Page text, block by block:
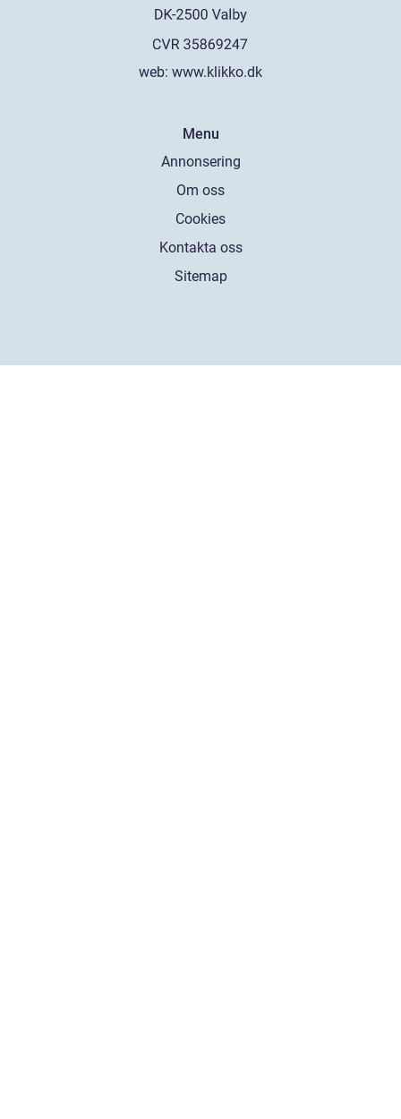
web: www.klikko.dk
Menu
Annonsering
Om oss
Cookies
Kontakta oss
Sitemap